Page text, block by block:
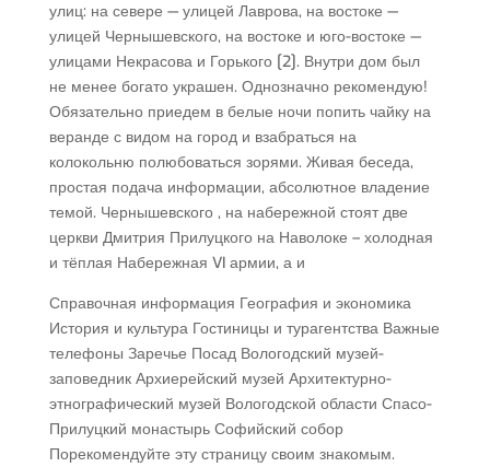
улиц: на севере — улицей Лаврова, на востоке —
улицей Чернышевского, на востоке и юго-востоке —
улицами Некрасова и Горького [2]. Внутри дом был
не менее богато украшен. Однозначно рекомендую!
Обязательно приедем в белые ночи попить чайку на
веранде с видом на город и взабраться на
колокольню полюбоваться зорями. Живая беседа,
простая подача информации, абсолютное владение
темой. Чернышевского , на набережной стоят две
церкви Дмитрия Прилуцкого на Наволоке – холодная
и тёплая Набережная VI армии, а и
Справочная информация География и экономика
История и культура Гостиницы и турагентства Важные
телефоны Заречье Посад Вологодский музей-
заповедник Архиерейский музей Архитектурно-
этнографический музей Вологодской области Спасо-
Прилуцкий монастырь Софийский собор
Порекомендуйте эту страницу своим знакомым.